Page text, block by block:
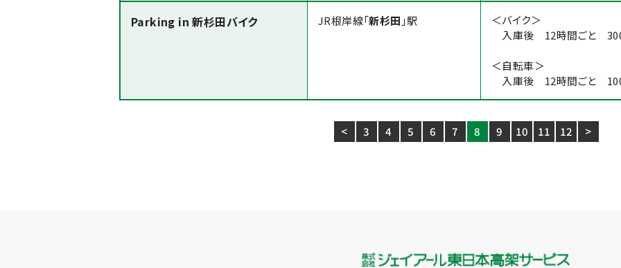
Parking in 新杉田バイク JR根岸線「新杉田 」駅
＜バイク＞
入庫後 12時間ごと
＜自転車＞
入庫後 12時間ごと
< 3 4 5 6 7 8 9 10 11 12 >